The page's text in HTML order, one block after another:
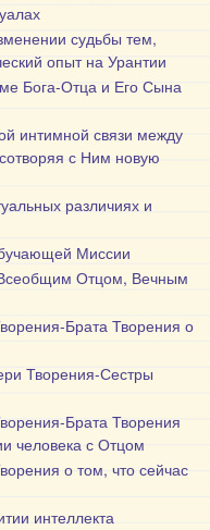
судьбы тем,
опыт на Урантии
Бога-Отца и Его Сына
интимной связи между
с Ним новую
различиях и
Миссии
Отцом, Вечным
Брата Творения о
Творения-Сестры
Брата Творения
человека с Отцом
о том, что сейчас
интеллекта